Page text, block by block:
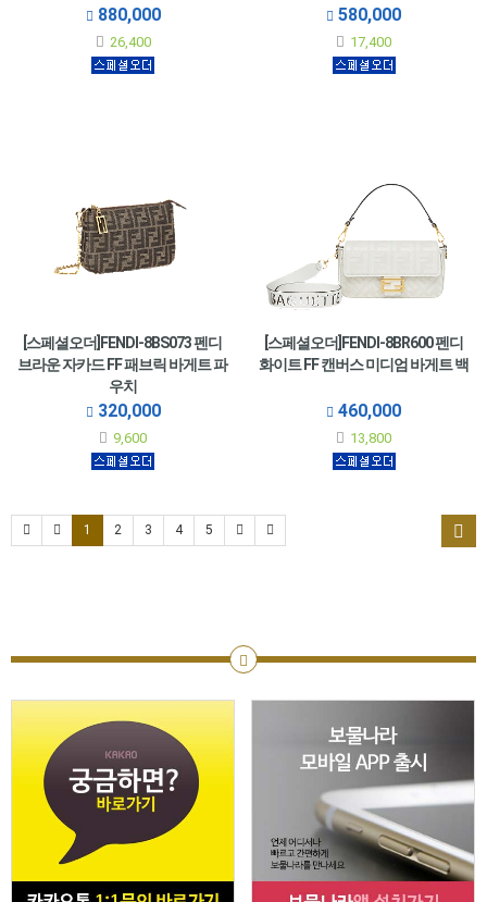
880,000
26,400
580,000
17,400
[스페셜오더]FENDI-8BS073 펜디
브라운 자카드 FF 패브릭 바게트 파
우치
320,000
9,600
[스페셜오더]FENDI-8BR600 펜디
화이트 FF 캔버스 미디엄 바게트 백
460,000
13,800
1 2 3 4 5